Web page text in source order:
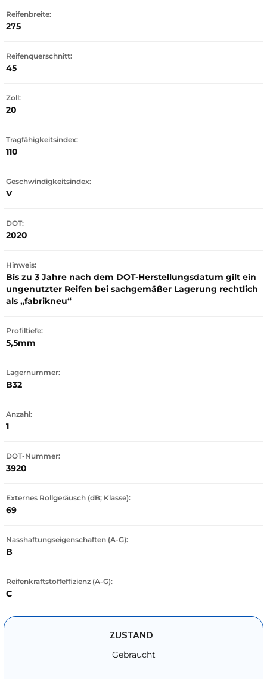
Reifenbreite:
275
Reifenquerschnitt:
45
Zoll:
20
Tragfähigkeitsindex:
110
Geschwindigkeitsindex:
V
DOT:
2020
Hinweis:
Bis zu 3 Jahre nach dem DOT-Herstellungsdatum gilt ein
ungenutzter Reifen bei sachgemäßer Lagerung rechtlich
als „fabrikneu“
Profiltiefe:
5,5mm
Lagernummer:
B32
Anzahl:
1
DOT-Nummer:
3920
Externes Rollgeräusch (dB; Klasse):
69
Nasshaftungseigenschaften (A-G):
B
Reifenkraftstoffeffizienz (A-G):
C
ZUSTAND
Gebraucht